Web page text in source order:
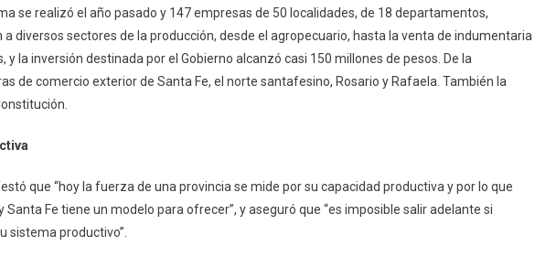
Explorar
Nuevos
Mercados”
se realizó el año pasado y 147 empresas de 50 localidades, de 18 departamentos,
diversos sectores de la producción, desde el agropecuario, hasta la venta de indumentaria
la inversión destinada por el Gobierno alcanzó casi 150 millones de pesos. De la
de comercio exterior de Santa Fe, el norte santafesino, Rosario y Rafaela. También la
que “hoy la fuerza de una provincia se mide por su capacidad productiva y por lo que
Santa Fe tiene un modelo para ofrecer”, y aseguró que “es imposible salir adelante si
sistema productivo”.